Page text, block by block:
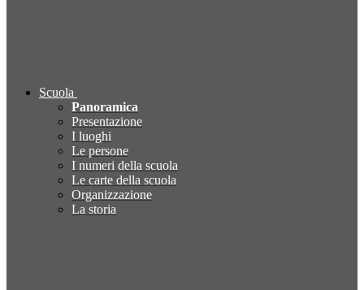
Scuola
Panoramica
Presentazione
I luoghi
Le persone
I numeri della scuola
Le carte della scuola
Organizzazione
La storia